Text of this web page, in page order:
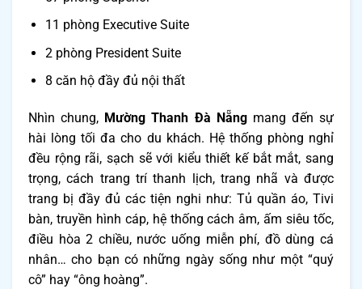
11 phòng Executive Suite
2 phòng President Suite
8 căn hộ đầy đủ nội thất
Nhìn chung, Mường Thanh Đà Nẵng mang đến sự
hài lòng tối đa cho du khách. Hệ thống phòng nghỉ
đều rộng rãi, sạch sẽ với kiểu thiết kế bắt mắt, sang
trọng, cách trang trí thanh lịch, trang nhã và được
trang bị đầy đủ các tiện nghi như: Tủ quần áo, Tivi
bàn, truyền hình cáp, hệ thống cách âm, ấm siêu tốc,
điều hòa 2 chiều, nước uống miễn phí, đồ dùng cá
nhân… cho bạn có những ngày sống như một “quý
cô” hay “ông hoàng”.